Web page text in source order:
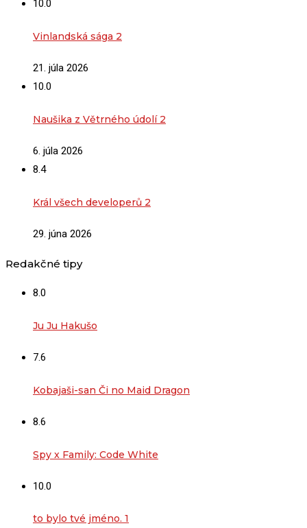
10.0
Vinlandská sága 2
21. júla 2026
10.0
Naušika z Větrného údolí 2
6. júla 2026
8.4
Král všech developerů 2
29. júna 2026
Redakčné tipy
8.0
Ju Ju Hakušo
7.6
Kobajaši-san Či no Maid Dragon
8.6
Spy x Family: Code White
10.0
to bylo tvé jméno. 1